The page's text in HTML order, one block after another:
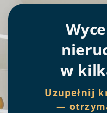
w
Uzupełnij
—